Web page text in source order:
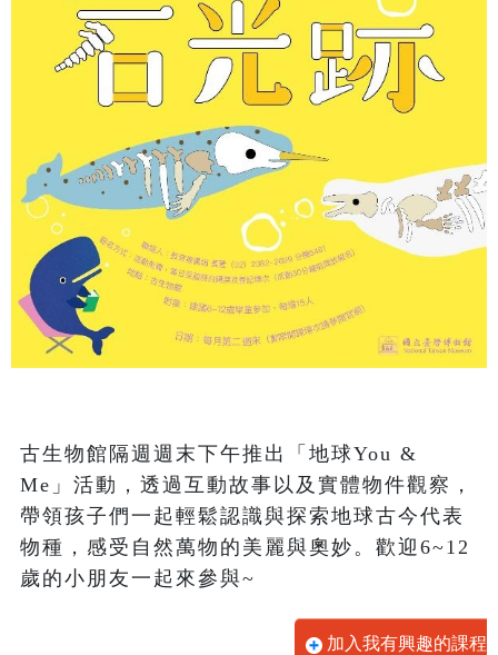
古生物館隔週週末下午推出「地球You &
Me」活動，透過互動故事以及實體物件觀察，
帶領孩子們一起輕鬆認識與探索地球古今代表
物種，感受自然萬物的美麗與奧妙。歡迎6~12
歲的小朋友一起來參與~
加入我有興趣的課程